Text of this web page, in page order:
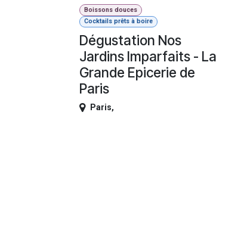
Boissons douces
Cocktails prêts à boire
Dégustation Nos
Jardins Imparfaits - La
Grande Epicerie de
Paris
Paris,